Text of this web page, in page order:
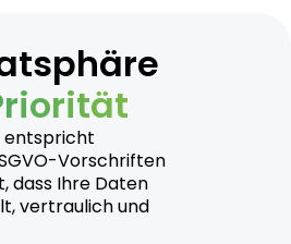
entspricht
Vorschriften
dass Ihre Daten
vertraulich und